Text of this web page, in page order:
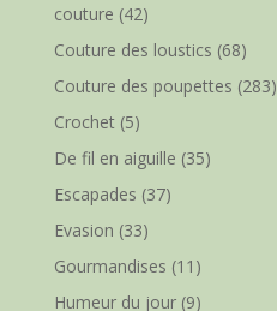
couture (42)
Couture des loustics (68)
Couture des poupettes (283)
Crochet(5)
De fil en aiguille (35)
Escapades (37)
Evasion (33)
Gourmandises (11)
Humeur du jour(9)